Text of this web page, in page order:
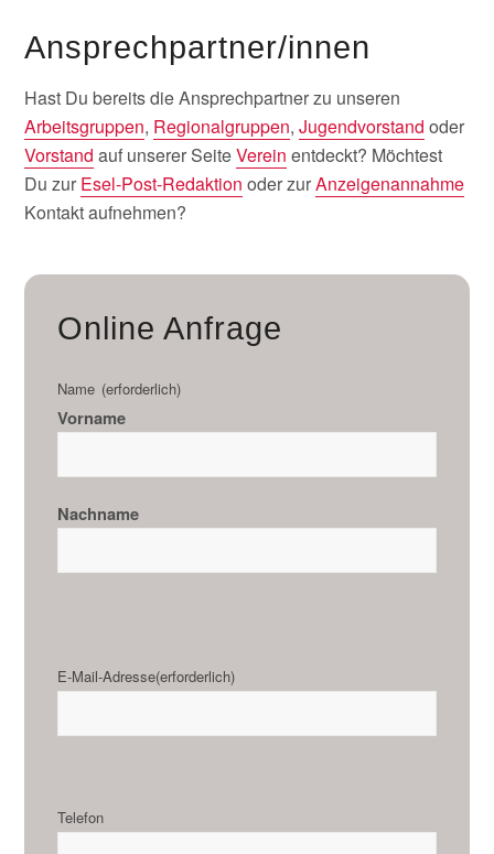
Ansprechpartner/innen
Hast Du bereits die Ansprechpartner zu unseren
Arbeitsgruppen, Regionalgruppen,Jugendvorstand oder
Vorstand auf unserer SeiteVerein entdeckt? Möchtest
Du zur Esel-Post-Redaktion oder zurAnzeigenannahme
Kontakt aufnehmen?
Online Anfrage
Name (erforderlich)
Vorname
Nachname
E-Mail-Adresse(erforderlich)
Telefon